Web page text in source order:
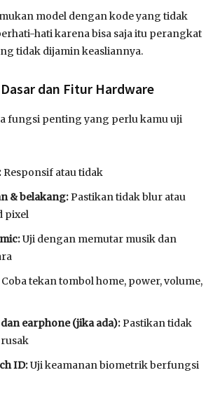
model dengan kode yang tidak
hati karena bisa saja itu perangkat
tidak dijamin keasliannya.
dan Fitur Hardware
fungsi penting yang perlu kamu uji
Responsif atau tidak
& belakang:Pastikan tidak blur atau
pixel
Uji dengan memutar musik dan
Coba tekan tombol home, power, volume,
earphone (jika ada):Pastikan tidak
ID:Uji keamanan biometrik berfungsi